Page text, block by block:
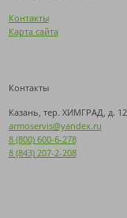
Контакты
Карта сайта
Контакты
Казань, тер. ХИМГРАД, д.
armoservis@yandex.ru
8 (800) 600-6-278
8 (843) 207-2-208